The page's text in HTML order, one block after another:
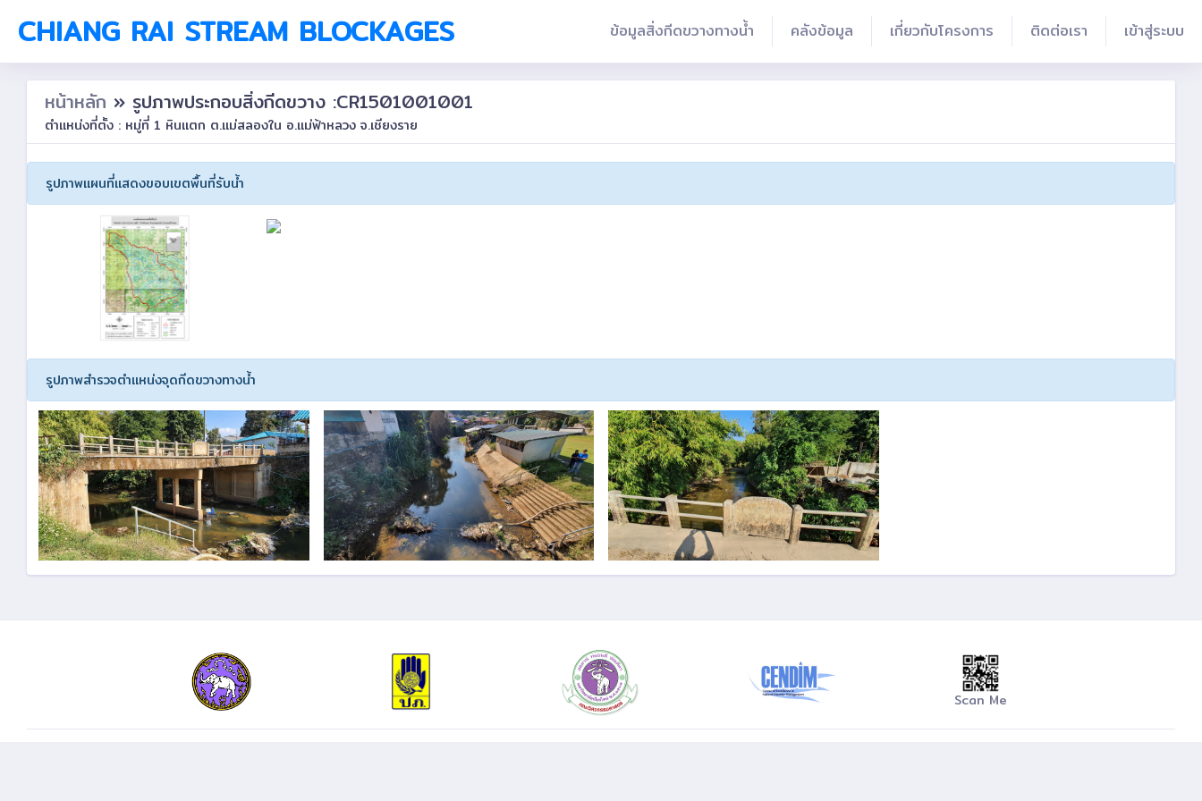
CHIANG RAI STREAM BLOCKAGES ข้อมูลสิ่งกีดขวางทางน้ำ คลังข้อมูล เกี่ยวกับโครงการ ติดต่อเรา เข้าสู่ระบบ
หน้าหลัก » รูปภาพประกอบสิ่งกีดขวาง :CR1501001001
ตำแหน่งที่ตั้ง : หมู่ที่ 1 หินแตก ต.แม่สลองใน อ.แม่ฟ้าหลวง จ.เชียงราย
รูปภาพแผนที่แสดงขอบเขตพื้นที่รับน้ำ
รูปภาพสำรวจตำแหน่งจุดกีดขวางทางน้ำ
Scan Me